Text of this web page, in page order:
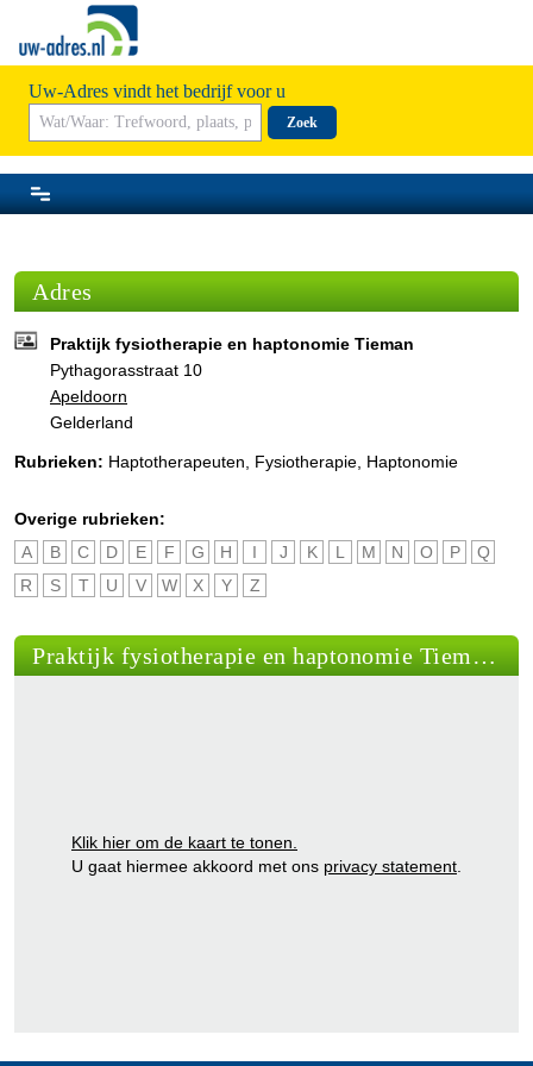
Uw-Adres vindt het bedrijf voor u
Zoek
Adres
Praktijk fysiotherapie en haptonomie Tieman
Pythagorasstraat 10
Apeldoorn
Gelderland
Rubrieken: Haptotherapeuten Fysiotherapie Haptonomie
Overige rubrieken:
A
B C D E F G H I J K L M N O P
Q
R
S T U V W X Y Z
Praktijk fysiotherapie en haptonomie Tieman, Apeldoorn
Klik hier om de kaart te tonen.
U gaat hiermee akkoord met ons privacy statement